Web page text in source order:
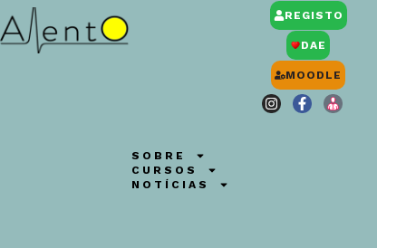
SOBRE
CURSOS
NOTÍCIAS
REGISTO
DAE
MOODLE